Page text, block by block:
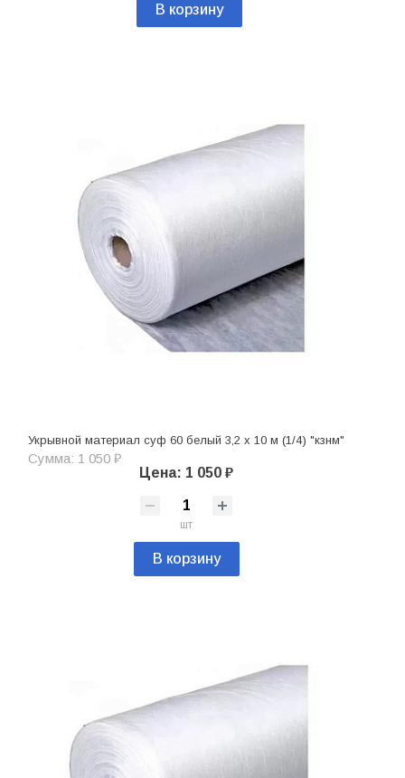
В корзину
Укрывной материал суф 60 белый 3,2 х 10 м (1/4) "кзнм"
Сумма: 1 050 ₽
Цена: 1 050 ₽
шт
В корзину